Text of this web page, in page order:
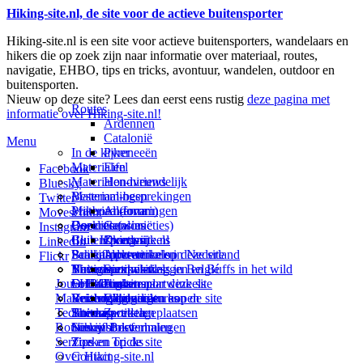
Hiking-site.nl, de site voor de actieve buitensporter
Hiking-site.nl is een site voor actieve buitensporters, wandelaars en
hikers die op zoek zijn naar informatie over materiaal, routes,
navigatie, EHBO, tips en tricks, avontuur, wandelen, outdoor en
buitensporten.
Nieuw op deze site? Lees dan eerst eens rustig deze pagina met
informatie over Hiking-site.nl!
Menu
Facebook
Bluesky
Twitter
Movescount
Instagram
LinkedIn
Flickr
Jouw Hiking-site.nl
Prikbord (forum)
Goodies (winacties)
Club Hiking-site.nl
Schrijfblok-artikelen
Virtuele exposities
Fotoalbums
Materialen: kiezen en kopen
In de kijker
Materialen
Materialen-nieuws
Materiaal-besprekingen
Materiaal-ervaringen
Boekrecensies
Buitensportwinkels
Buitensportwinkels in Nederland
Buitensportwinkels in Belgié
Online buitensportwinkels
Reisboekhandels
Technieken
Navigatie
EHBO
Verzorging
Thema-artikelen
Routes en Bestemmingen
Routes
Ardennen
Catalonië
Pyreneeën
Eifel
Hondvriendelijk
Bestemmingen
Andorra
Catalonië
Zweden
Paalkamperen
Thema-artikelen
Andorra
Catalonië
Zweden
Schrijfblokverhalen
Service
Buitensportvacatures
Buitensportstageplaatsen
Links
Tips en Tricks
Over Hiking-site.nl
Deze site
Over mij
Adverteren op deze site
Summit-vlaggen en Buffs in het wild
Linken naar deze site
Wijzigingen aan de site
Sitemap
Nieuwsbrief
Zoeken op de site
Contact